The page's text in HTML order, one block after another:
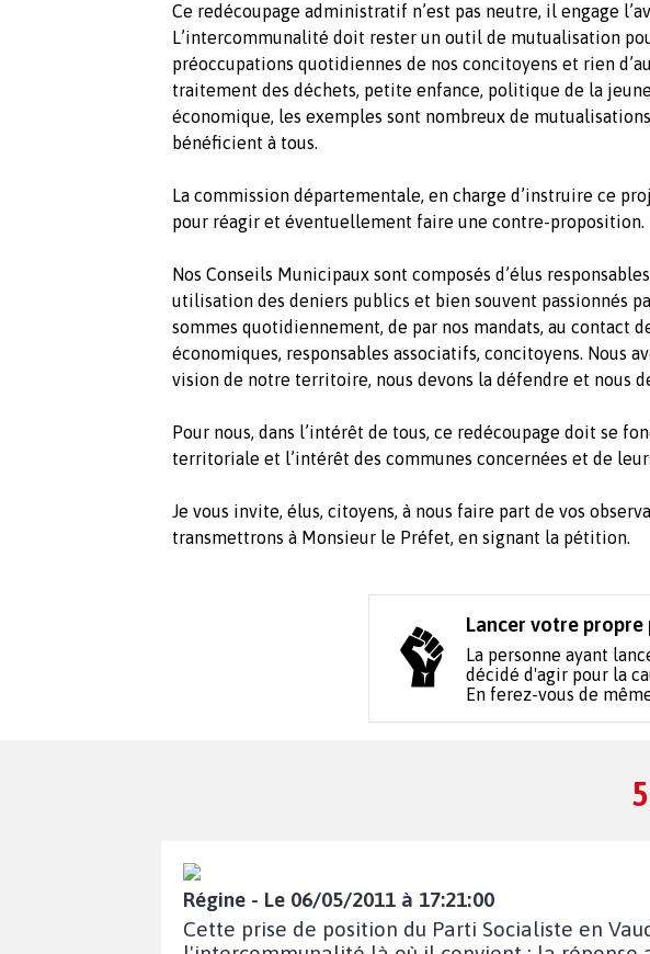
Ce redécoupage administratif n’est pas neutre, il engage
L’intercommunalité doit rester un outil de mutualisation
préoccupations quotidiennes de nos concitoyens et rien
traitement des déchets, petite enfance, politique de la
économique, les exemples sont nombreux de
bénéficient à tous.
La commission départementale, en charge d’instruire ce
pour réagir et éventuellement faire une contre-proposition.
Nos Conseils Municipaux sont composés d’élus
utilisation des deniers publics et bien souvent passionnés
sommes quotidiennement, de par nos mandats, au contact
économiques, responsables associatifs, concitoyens. Nous
vision de notre territoire, nous devons la défendre et nous
Pour nous, dans l’intérêt de tous, ce redécoupage doit se
territoriale et l’intérêt des communes concernées et de
Je vous invite, élus, citoyens, à nous faire part de vos
transmettrons à Monsieur le Préfet, en signant la pétition.
Lancer votre
La personne ayant
décidé d'agir pour la
En ferez-vous de
5
Régine - Le 06/05/2011 à 17:21:00
Cette prise de position du Parti Socialiste en